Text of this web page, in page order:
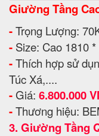
Giường Tầng
-Trọng Lượng:
- Size: Cao 1810
-Thích hợp sử
Túc Xá,....
- Giá: 6.800.000
-Thương hiệu:
3. Giường Tầng